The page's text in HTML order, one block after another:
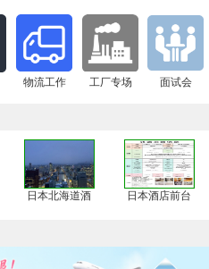
物流工作 工厂专场 面试会
日本北海道酒 日本酒店前台